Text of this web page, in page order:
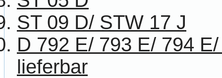
ST 09 D/ STW 17 J
D 792 E/ 793 E/ 794
lieferbar